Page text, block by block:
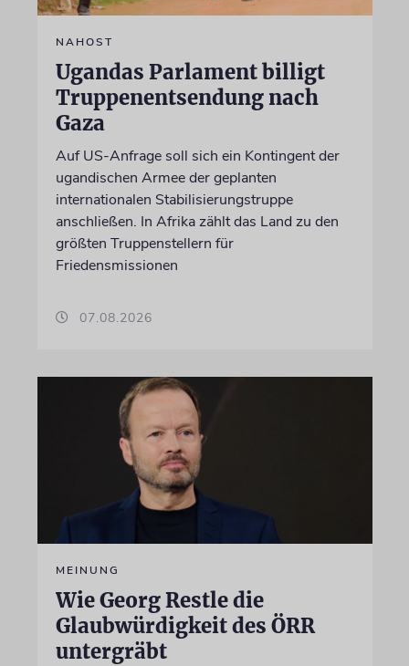
NAHOST
Ugandas Parlament billigt
Truppenentsendung nach
Gaza
Auf US-Anfrage soll sich ein Kontingent der
ugandischen Armee der geplanten
internationalen Stabilisierungstruppe
anschließen. In Afrika zählt das Land zu den
größten Truppenstellern für
Friedensmissionen
07.08.2026
MEINUNG
Wie Georg Restle die
Glaubwürdigkeit des ÖRR
untergräbt